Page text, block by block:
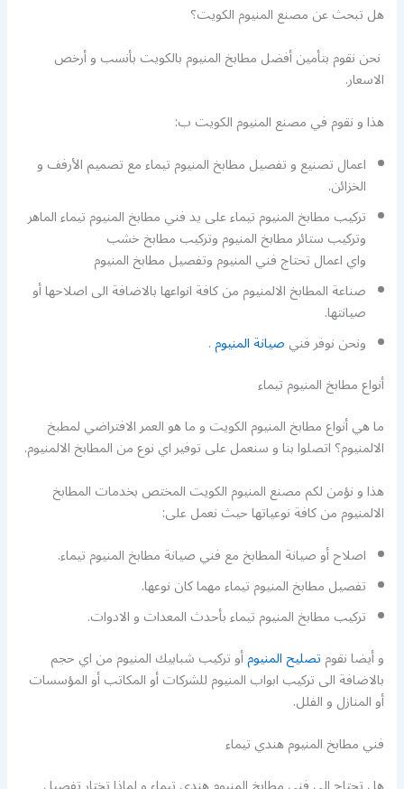
هل تبحث عن مصنع المنيوم الكويت؟
نحن نقوم بتأمين أفضل مطابخ المنيوم بالكويت بأنسب و أرخص
الاسعار.
هذا و نقوم في مصنع المنيوم الكويت ب:
اعمال تصنيع و تفصيل مطابخ المنيوم تيماء مع تصميم الأرفف و
الخزائن.
تركيب مطابخ المنيوم تيماء على يد فني مطابخ المنيوم تيماء الماهر
وتركيب ستائر مطابخ المنيوم وتركيب مطابخ خشب
واي اعمال تحتاج فني المنيوم وتفصيل مطابخ المنيوم
صناعة المطابخ الالمنيوم من كافة انواعها بالاضافة الى اصلاحها أو
صيانتها.
ونحن نوفر فنيصيانة المنيوم.
أنواع مطابخ المنيوم تيماء
ما هي أنواع مطابخ المنيوم الكويت و ما هو العمر الافتراضي لمطبخ
الالمنيوم؟ اتصلوا بنا و سنعمل على توفير اي نوع من المطابخ الالمنيوم.
هذا و نؤمن لكم مصنع المنيوم الكويت المختص بخدمات المطابخ
الالمنيوم من كافة نوعياتها حيث نعمل على:
اصلاح أو صيانة المطابخ مع فني صيانة مطابخ المنيوم تيماء.
تفصيل مطابخ المنيوم تيماء مهما كان نوعها.
تركيب مطابخ المنيوم تيماء بأحدث المعدات و الادوات.
و أيضا نقومتصليح المنيومأو تركيب شبابيك المنيوم من اي حجم
بالاضافة الى تركيب ابواب المنيوم للشركات أو المكاتب أو المؤسسات
أو المنازل و الفلل.
فني مطابخ المنيوم هندي تيماء